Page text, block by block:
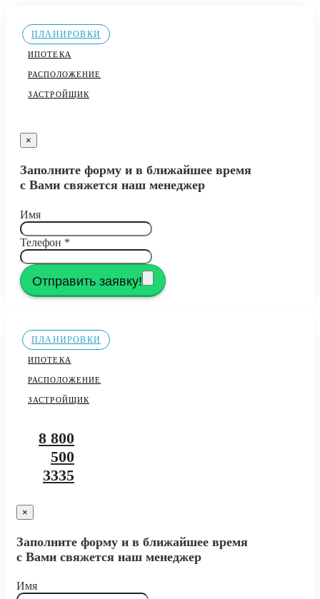
ПЛАНИРОВКИ
ИПОТЕКА
РАСПОЛОЖЕНИЕ
ЗАСТРОЙЩИК
×
Заполните форму и в ближайшее время
с Вами свяжется наш менеджер
Имя
Телефон *
Отправить заявку!
ПЛАНИРОВКИ
ИПОТЕКА
РАСПОЛОЖЕНИЕ
ЗАСТРОЙЩИК
8 800
500
3335
×
Заполните форму и в ближайшее время
с Вами свяжется наш менеджер
Имя